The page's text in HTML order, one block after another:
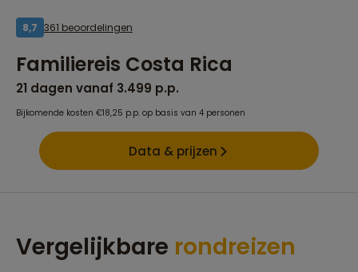
8,7 361 beoordelingen
Familiereis Costa Rica
21 dagen vanaf 3.499 p.p.
Bijkomende kosten €18,25 p.p. op basis van 4 personen
Data & prijzen
Vergelijkbare rondreizen